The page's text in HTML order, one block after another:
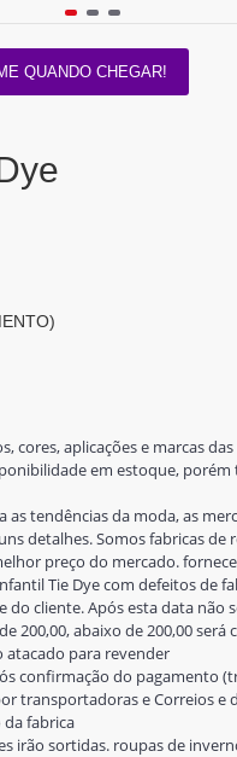
QUANDO CHEGAR!
cores, aplicações e marcas
em estoque,
as tendências da moda, as
detalhes. Somos fabricas de
preço do mercado.
Tie Dye com defeitos de
cliente. Após esta data não
200,00, abaixo de 200,00 será
atacado para revender
confirmação do pagamento
transportadoras e Correios e
fabrica
irão sortidas. roupas de